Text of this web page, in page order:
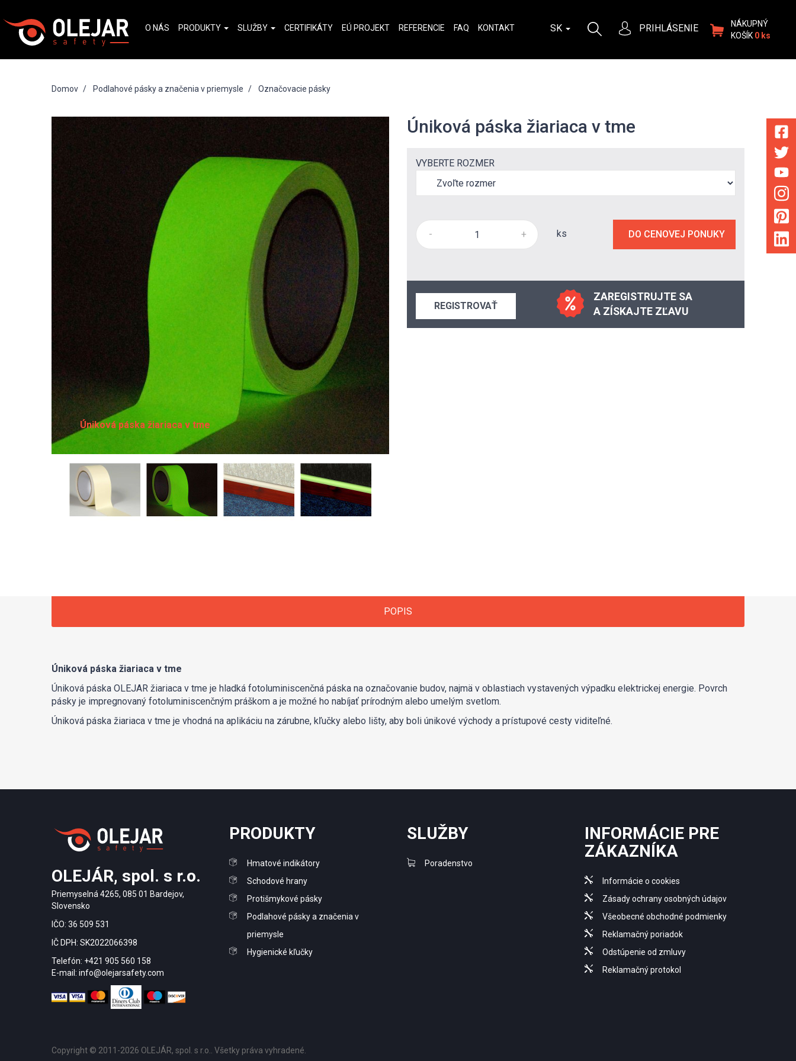
Domov Podlahové pásky a značenia v priemysle Označovacie pásky
Úniková páska žiariaca v tme
Úniková páska žiariaca v tme
VYBERTE ROZMER
- + ks DO CENOVEJ PONUKY
REGISTROVAŤ
ZAREGISTRUJTE SA
A ZÍSKAJTE ZĽAVU
POPIS
Úniková páska žiariaca v tme
Úniková páska OLEJAR žiariaca v tme je hladká fotoluminiscenčná páska na označovanie budov, najmä v oblastiach vystavených výpadku elektrickej energie. Povrch
pásky je impregnovaný fotoluminiscenčným práškom a je možné ho nabíjať prírodným alebo umelým svetlom.
Úniková páska žiariaca v tme je vhodná na aplikáciu na zárubne, kľučky alebo lišty, aby boli únikové východy a prístupové cesty viditeľné.
OLEJÁR, spol. s r.o.
Priemyselná 4265, 085 01 Bardejov,
Slovensko
IČO: 36 509 531
IČ DPH: SK2022066398
Telefón: +421 905 560 158
E-mail: info@olejarsafety.com
PRODUKTY
Hmatové indikátory
Schodové hrany
Protišmykové pásky
Podlahové pásky a značenia v
priemysle
Hygienické kľučky
SLUŽBY
Poradenstvo
INFORMÁCIE PRE
ZÁKAZNÍKA
Informácie o cookies
Zásady ochrany osobných údajov
Všeobecné obchodné podmienky
Reklamačný poriadok
Odstúpenie od zmluvy
Reklamačný protokol
Copyright © 2011-2026 OLEJÁR, spol. s r.o.. Všetky práva vyhradené.
O NÁS PRODUKTY SLUŽBY CERTIFIKÁTY EÚ PROJEKT REFERENCIE FAQ KONTAKT SK PRIHLÁSENIE
NÁKUPNÝ
KOŠÍK 0 ks